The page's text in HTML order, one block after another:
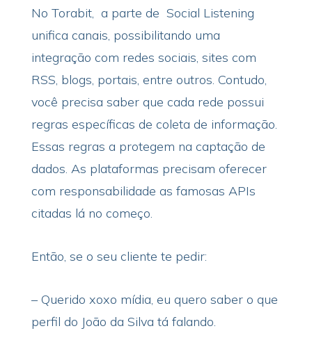
No Torabit, a parte de Social Listening
unifica canais, possibilitando uma
integração com redes sociais, sites com
RSS, blogs, portais, entre outros. Contudo,
você precisa saber que cada rede possui
regras específicas de coleta de informação.
Essas regras a protegem na captação de
dados. As plataformas precisam oferecer
com responsabilidade as famosas APIs
citadas lá no começo.
Então, se o seu cliente te pedir:
– Querido xoxo mídia, eu quero saber o que
perfil do João da Silva tá falando.